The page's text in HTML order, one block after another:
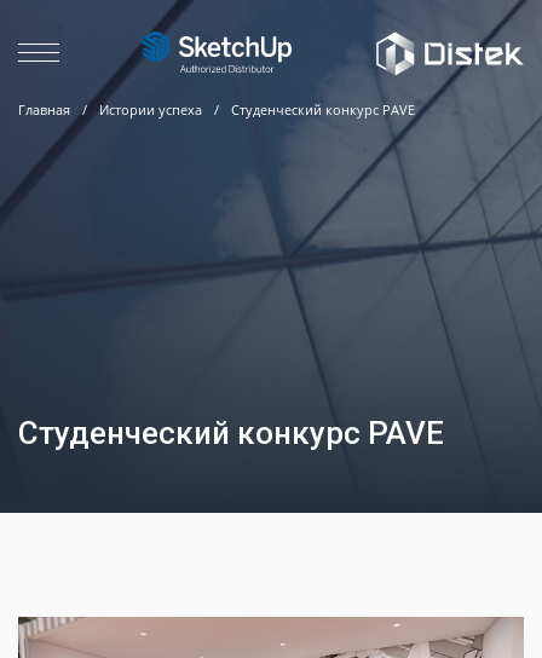
Главная / Истории успеха / Студенческий конкурс PAVE
Студенческий конкурс PAVE